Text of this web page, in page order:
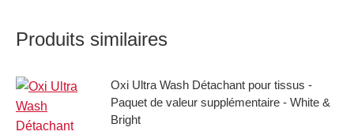
Produits similaires
Oxi Ultra Wash Détachant pour tissus -
Paquet de valeur supplémentaire - White &
Bright